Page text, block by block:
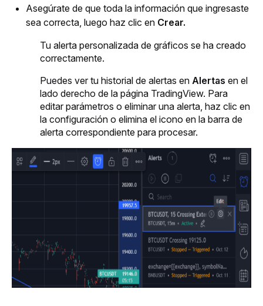
Asegúrate de que toda la información que ingresaste
sea correcta, luego haz clic en Crear.
Tu alerta personalizada de gráficos se ha creado
correctamente.
Puedes ver tu historial de alertas en Alertas en el
lado derecho de la página TradingView. Para
editar parámetros o eliminar una alerta, haz clic en
la configuración o elimina el icono en la barra de
alerta correspondiente para procesar.